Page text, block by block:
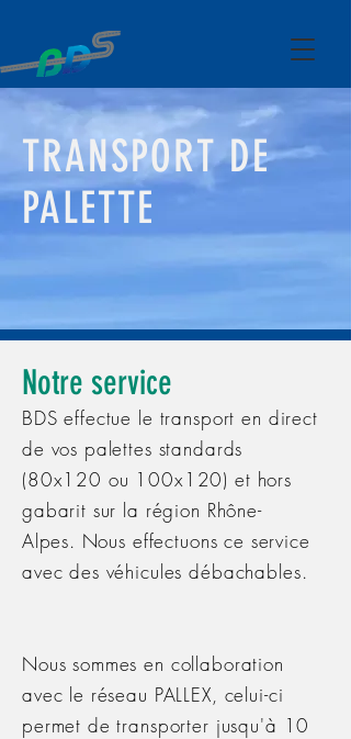
TRANSPORT DE
PALETTE
Notre service
BDS effectue le transport en direct
de vos palettes standards
(80x120 ou 100x120) et hors
gabarit sur la région Rhône-
Alpes. Nous effectuons ce service
avec des véhicules débachables.
Nous sommes en collaboration
avec le réseau PALLEX, celui-ci
permet de transporter jusqu'à 10